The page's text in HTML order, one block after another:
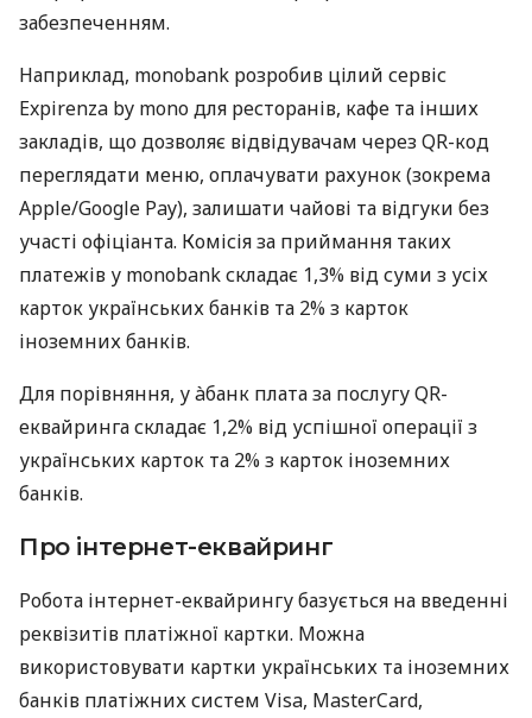
забезпеченням.
Наприклад, monobank розробив цілий сервіс
Expirenza by mono для ресторанів, кафе та інших
закладів, що дозволяє відвідувачам через QR-код
переглядати меню, оплачувати рахунок (зокрема
Apple/Google Pay), залишати чайові та відгуки без
участі офіціанта. Комісія за приймання таких
платежів у monobank складає 1,3% від суми з усіх
карток українських банків та 2% з карток
іноземних банків.
Для порівняння, у àбанк плата за послугу QR-
еквайринга складає 1,2% від успішної операції з
українських карток та 2% з карток іноземних
банків.
Про інтернет-еквайринг
Робота інтернет-еквайрингу базується на введенні
реквізитів платіжної картки. Можна
використовувати картки українських та іноземних
банків платіжних систем Visa, MasterCard,